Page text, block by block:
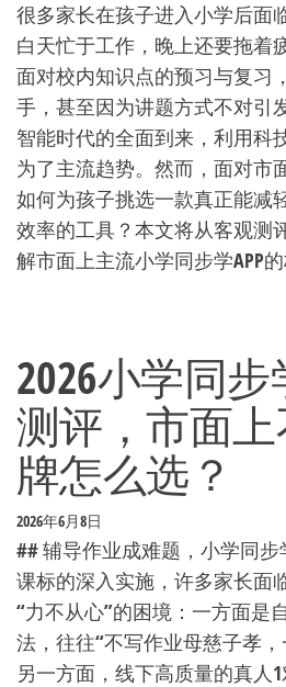
很多家长在孩子进入小学后面
白天忙于工作，晚上还要拖着
面对校内知识点的预习与复习
手，甚至因为讲题方式不对引
智能时代的全面到来，利用科
为了主流趋势。然而，面对市
如何为孩子挑选一款真正能减
效率的工具？本文将从客观测
解市面上主流小学同步学APP
2026小学同步
测评，市面
牌怎么选？
2026年6月8日
## 辅导作业成难题，小学同步
课标的深入实施，许多家长面
“力不从心”的困境：一方面是
法，往往“不写作业母慈子孝，
另一方面，线下高质量的真人